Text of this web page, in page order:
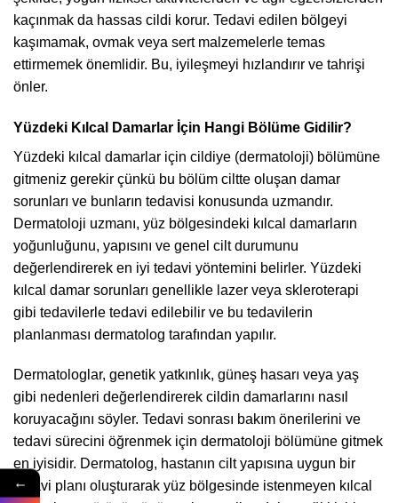
kaçınmak da hassas cildi korur. Tedavi edilen bölgeyi
kaşımamak, ovmak veya sert malzemelerle temas
ettirmemek önemlidir. Bu, iyileşmeyi hızlandırır ve tahrişi
önler.
Yüzdeki Kılcal Damarlar İçin Hangi Bölüme Gidilir?
Yüzdeki kılcal damarlar için cildiye (dermatoloji) bölümüne
gitmeniz gerekir çünkü bu bölüm ciltte oluşan damar
sorunları ve bunların tedavisi konusunda uzmandır.
Dermatoloji uzmanı, yüz bölgesindeki kılcal damarların
yoğunluğunu, yapısını ve genel cilt durumunu
değerlendirerek en iyi tedavi yöntemini belirler. Yüzdeki
kılcal damar sorunları genellikle lazer veya skleroterapi
gibi tedavilerle tedavi edilebilir ve bu tedavilerin
planlanması dermatolog tarafından yapılır.
Dermatologlar, genetik yatkınlık, güneş hasarı veya yaş
gibi nedenleri değerlendirerek cildin damarlarını nasıl
koruyacağını söyler. Tedavi sonrası bakım önerilerini ve
tedavi sürecini öğrenmek için dermatoloji bölümüne gitmek
en iyisidir. Dermatolog, hastanın cilt yapısına uygun bir
tedavi planı oluşturarak yüz bölgesinde istenmeyen kılcal
←